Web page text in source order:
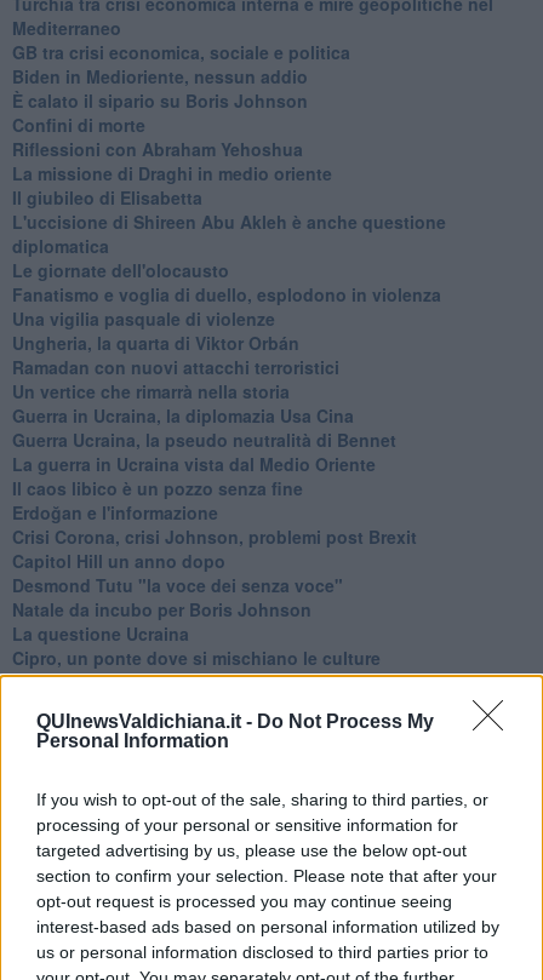
QUInewsValdichiana.it - Do Not Process My
Personal Information
If you wish to opt-out of the sale, sharing to third parties, or
processing of your personal or sensitive information for
targeted advertising by us, please use the below opt-out
section to confirm your selection. Please note that after your
opt-out request is processed you may continue seeing
interest-based ads based on personal information utilized by
us or personal information disclosed to third parties prior to
Mediterraneo
GB tra crisi economica, sociale e politica
Biden in Medioriente, nessun addio
È calato il sipario su Boris Johnson
Confini di morte
Riflessioni con Abraham Yehoshua
La missione di Draghi in medio oriente
Il giubileo di Elisabetta
L'uccisione di Shireen Abu Akleh è anche questione
diplomatica
Le giornate dell'olocausto
Fanatismo e voglia di duello, esplodono in violenza
Una vigilia pasquale di violenze
Ungheria, la quarta di Viktor Orbán
Ramadan con nuovi attacchi terroristici
Un vertice che rimarrà nella storia
Guerra in Ucraina, la diplomazia Usa Cina
Guerra Ucraina, la pseudo neutralità di Bennet
La guerra in Ucraina vista dal Medio Oriente
​Il caos libico è un pozzo senza fine
Erdoğan e l'informazione
Crisi Corona, crisi Johnson, problemi post Brexit
Capitol Hill un anno dopo
Desmond Tutu "la voce dei senza voce"
Natale da incubo per Boris Johnson
La questione Ucraina
Cipro, un ponte dove si mischiano le culture
Una vigilia di Natale per un nuovo Rais
Erdogan continua a sfidare l'Occidente
Libano, collasso economico e guerra civile
L'AUKUS e il Quad
Biden, primo presidente USA non in guerra
Papa Bergoglio vedrà Viktor Orbán
Bennet, un giorno in attesa di Biden
Il ritorno dei talebani
​La lenta agonia del Libano
Sudafrica, è allarme alimentare
Usa di nuovo al centro della geopolitica internazionale